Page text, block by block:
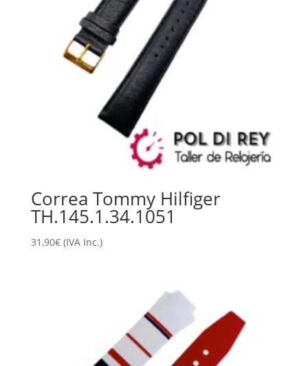
Correa Tommy Hilfiger
TH.145.1.34.1051
31,90€ (IVA Inc.)